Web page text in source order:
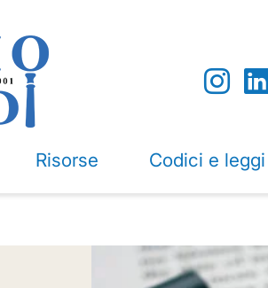
Risorse Codici e leggi